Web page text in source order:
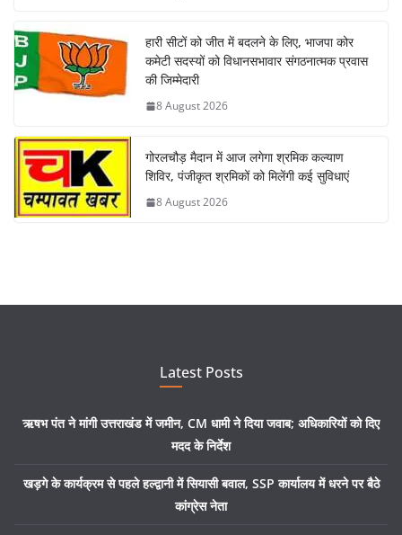
हारी सीटों को जीत में बदलने के लिए, भाजपा कोर
कमेटी सदस्यों को विधानसभावार संगठनात्मक प्रवास
की जिम्मेदारी
8 August 2026
गोरलचौड़ मैदान में आज लगेगा श्रमिक कल्याण
शिविर, पंजीकृत श्रमिकों को मिलेंगी कई सुविधाएं
8 August 2026
Latest Posts
ऋषभ पंत ने मांगी उत्तराखंड में जमीन, CM धामी ने दिया जवाब; अधिकारियों को दिए
मदद के निर्देश
खड़गे के कार्यक्रम से पहले हल्द्वानी में सियासी बवाल, SSP कार्यालय में धरने पर बैठे
कांग्रेस नेता